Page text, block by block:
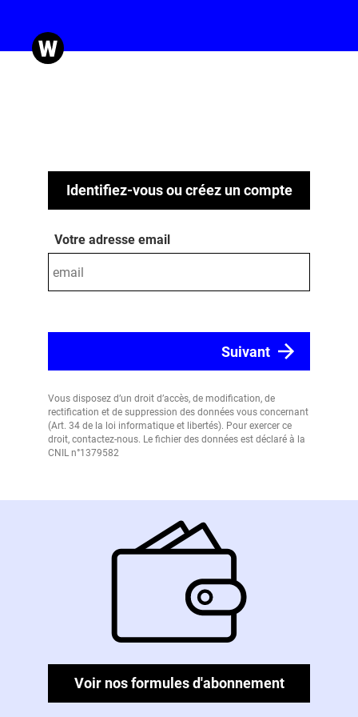
Identifiez-vous ou créez un compte
Votre adresse email
Vous disposez d’un droit d’accès, de modification, de
rectification et de suppression des données vous concernant
(Art. 34 de la loi informatique et libertés). Pour exercer ce
droit, contactez-nous. Le fichier des données est déclaré à la
CNIL n°1379582
Voir nos formules d'abonnement